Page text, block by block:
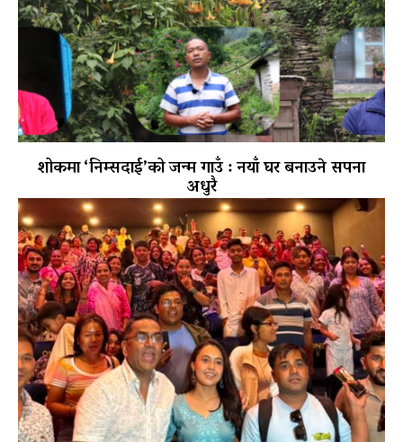
शोकमा ‘निम्सदाई’को जन्म गाउँ : नयाँ घर बनाउने सपना
अधुरै